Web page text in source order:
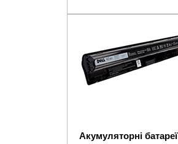
Акумуляторні батареї